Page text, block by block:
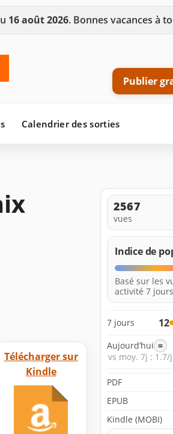
16 août 2026. Bonnes vacances à
Publier
Calendrier des sorties
Télécharger sur
Kindle
2567
vues
Indice de
Basé sur les
activité 7
7 jours 12
Aujourd’hui =
vs moy. 7j : 1.7/j
PDF
EPUB
Kindle (MOBI)